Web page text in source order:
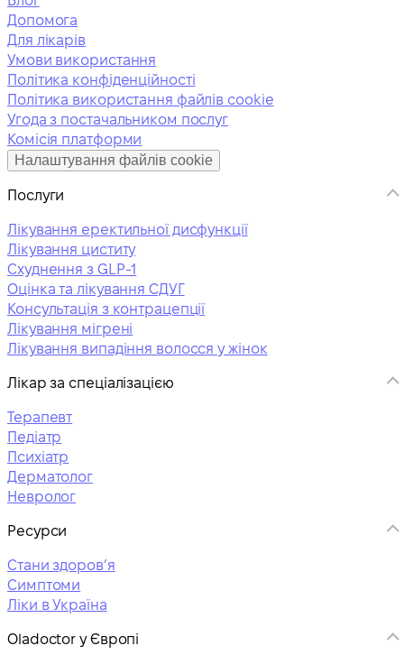
Допомога
Для лікарів
Умови використання
Політика конфіденційності
Політика використання файлів cookie
Угода з постачальником послуг
Комісія платформи
Налаштування файлів cookie
Послуги
Лікування еректильної дисфункції
Лікування циститу
Схуднення з GLP-1
Оцінка та лікування СДУГ
Консультація з контрацепції
Лікування мігрені
Лікування випадіння волосся у жінок
Лікар за спеціалізацією
Терапевт
Педіатр
Психіатр
Дерматолог
Невролог
Ресурси
Стани здоровʼя
Симптоми
Ліки в Україна
Oladoctor у Європі